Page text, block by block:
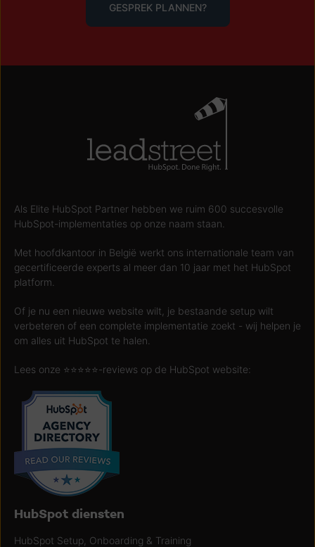
GESPREK PLANNEN?
Als Elite HubSpot Partner hebben we ruim 600 succesvolle
HubSpot-implementaties op onze naam staan.
Met hoofdkantoor in België werkt ons internationale team van
gecertificeerde experts al meer dan 10 jaar met het HubSpot
platform.
Of je nu een nieuwe website wilt, je bestaande setup wilt
verbeteren of een complete implementatie zoekt - wij helpen je
om alles uit HubSpot te halen.
Lees onze ⭐️⭐️⭐️⭐️⭐️-reviews op de HubSpot website:
HubSpot diensten
HubSpot Setup, Onboarding & Training